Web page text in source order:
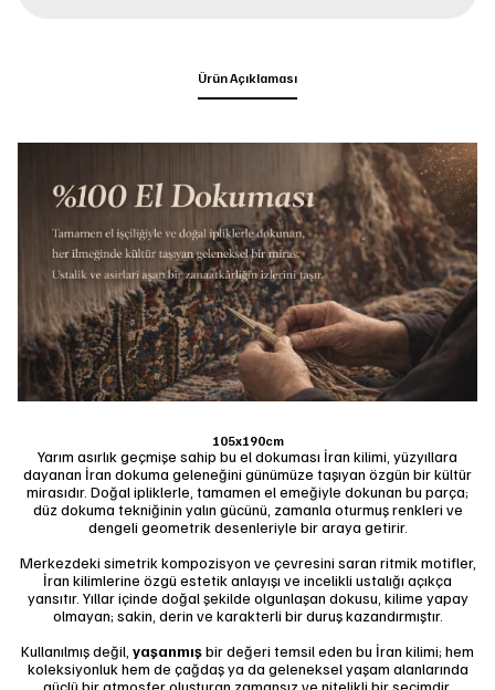
Ürün Açıklaması
105x190cm
Yarım asırlık geçmişe sahip bu el dokuması İran kilimi, yüzyıllara
dayanan İran dokuma geleneğini günümüze taşıyan özgün bir kültür
mirasıdır. Doğal ipliklerle, tamamen el emeğiyle dokunan bu parça;
düz dokuma tekniğinin yalın gücünü, zamanla oturmuş renkleri ve
dengeli geometrik desenleriyle bir araya getirir.
Merkezdeki simetrik kompozisyon ve çevresini saran ritmik motifler,
İran kilimlerine özgü estetik anlayışı ve incelikli ustalığı açıkça
yansıtır. Yıllar içinde doğal şekilde olgunlaşan dokusu, kilime yapay
olmayan; sakin, derin ve karakterli bir duruş kazandırmıştır.
Kullanılmış değil, yaşanmışbir değeri temsil eden bu İran kilimi; hem
koleksiyonluk hem de çağdaş ya da geleneksel yaşam alanlarında